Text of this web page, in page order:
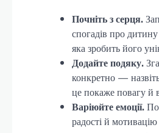
Почніть з серця.
спогадів про
яка зробить його
Додайте подяку.
конкретно —
це покаже повагу й
Варіюйте емоції.
радості й